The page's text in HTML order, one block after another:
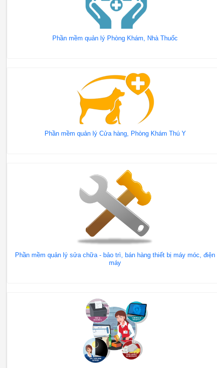
Phần mềm quản lý Phòng Khám, Nhà Thuốc
Phần mềm quản lý Cửa hàng, Phòng Khám Thú Y
Phần mềm quản lý sửa chữa - bảo trì, bán hàng thiết bị máy móc, điện
máy